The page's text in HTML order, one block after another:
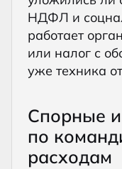
НДФЛ и
работает
или налог с
уже техника
Спорные
по
расходам